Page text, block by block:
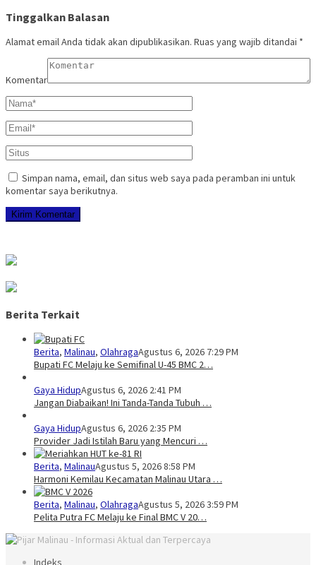
Tinggalkan Balasan
Alamat email Anda tidak akan dipublikasikan. Ruas yang wajib ditandai *
Komentar
Simpan nama, email, dan situs web saya pada peramban ini untuk
komentar saya berikutnya.
Berita Terkait
Berita, Malinau, OlahragaAgustus 6, 2026 7:29 PM
Bupati FC Melaju ke Semifinal U-45 BMC 2…
Gaya HidupAgustus 6, 2026 2:41 PM
Jangan Diabaikan! Ini Tanda-Tanda Tubuh …
Gaya HidupAgustus 6, 2026 2:35 PM
Provider Jadi Istilah Baru yang Mencuri …
Berita, MalinauAgustus 5, 2026 8:58 PM
Harmoni Kemilau Kecamatan Malinau Utara …
Berita, Malinau, OlahragaAgustus 5, 2026 3:59 PM
Pelita Putra FC Melaju ke Final BMC V 20…
Indeks